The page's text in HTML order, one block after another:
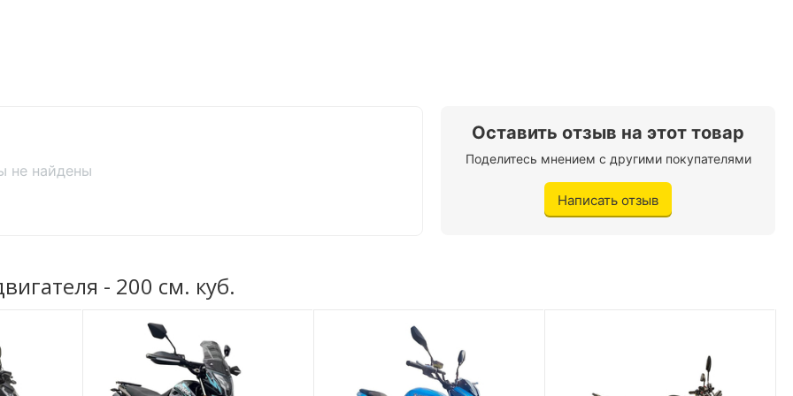
с окрашенным в
Задний багажник
Цвет Черный
не найдены
Оставить отзыв на этот товар
Поделитесь мнением с другими покупателями
Написать отзыв
- 200 см. куб.